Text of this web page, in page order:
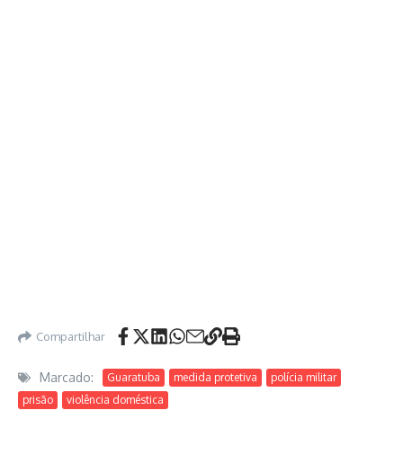
Compartilhar
Marcado: Guaratuba medida protetiva
polícia militar
prisão
violência doméstica